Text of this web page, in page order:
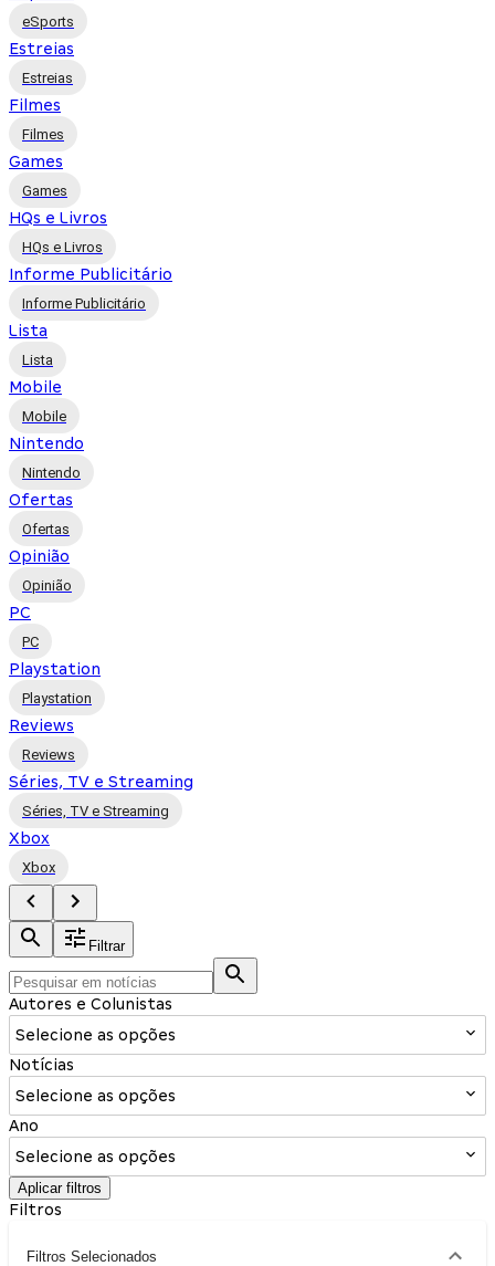
eSports
Estreias
Estreias
Filmes
Filmes
Games
Games
HQs e Livros
HQs e Livros
Informe Publicitário
Informe Publicitário
Lista
Lista
Mobile
Mobile
Nintendo
Nintendo
Ofertas
Ofertas
Opinião
Opinião
PC
PC
Playstation
Playstation
Reviews
Reviews
Séries, TV e Streaming
Séries, TV e Streaming
Xbox
Xbox
Filtrar
Autores e Colunistas
Selecione as opções
Notícias
Selecione as opções
Ano
Selecione as opções
Aplicar filtros
Filtros
Filtros Selecionados